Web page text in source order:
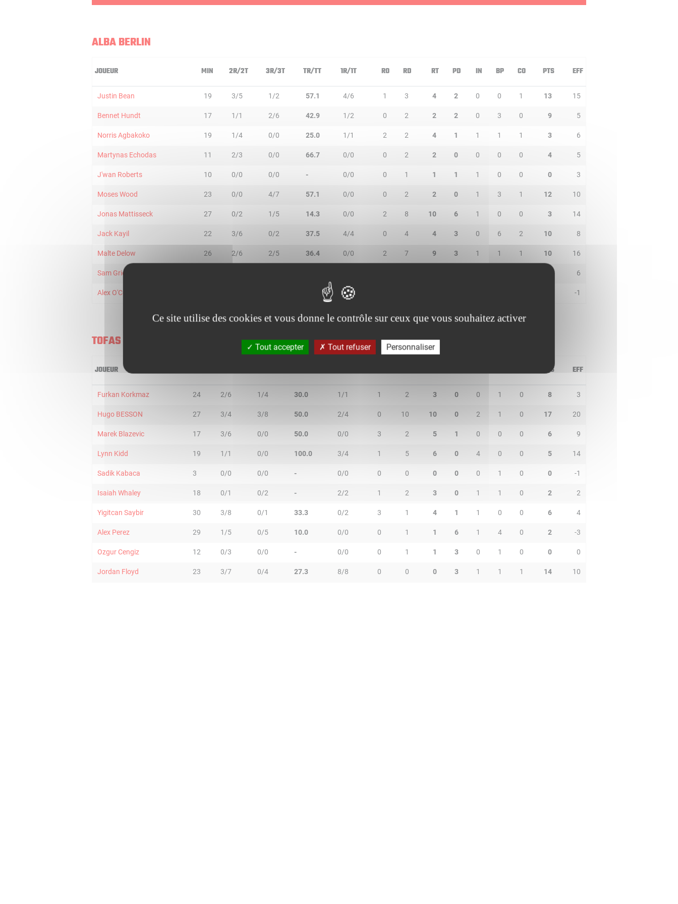
ALBA BERLIN
JOUEUR MIN 2R/2T 3R/3T TR/TT 1R/1T RO RD RT PD IN BP CO PTS EFF
Justin Bean 19 3/5 1/2 57.1 4/6 1 3 4 2 0 0 1 13 15
Bennet Hundt 17 1/1 2/6 42.9 1/2 0 2 2 2 0 3 0 9 5
Norris Agbakoko 19 1/4 0/0 25.0 1/1 2 2 4 1 1 1 1 3 6
Martynas Echodas 11 2/3 0/0 66.7 0/0 0 2 2 0 0 0 0 4 5
J'wan Roberts 10 0/0 0/0 - 0/0 0 1 1 1 1 0 0 0 3
Moses Wood 23 0/0 4/7 57.1 0/0 0 2 2 0 1 3 1 12 10
Jonas Mattisseck 27 0/2 1/5 14.3 0/0 2 8 10 6 1 0 0 3 14
Jack Kayil 22 3/6 0/2 37.5 4/4 0 4 4 3 0 6 2 10 8
Malte Delow 26 2/6 2/5 36.4 0/0 2 7 9 3 1 1 1 10 16
Sam Griesel 6
Alex O'Connell 0/0 -1
TOFAS BURSA
JOUEUR PTS EFF
Furkan Korkmaz 24 2/6 1/4 30.0 1/1 1 2 3 0 0 1 0 8 3
Hugo BESSON 27 3/4 3/8 50.0 2/4 0 10 10 0 2 1 0 17 20
Marek Blazevic 17 3/6 0/0 50.0 0/0 3 2 5 1 0 0 0 6 9
Lynn Kidd 19 1/1 0/0 100.0 3/4 1 5 6 0 4 0 0 5 14
Sadik Kabaca 3 0/0 0/0 - 0/0 0 0 0 0 0 1 0 0 -1
Isaiah Whaley 18 0/1 0/2 - 2/2 1 2 3 0 1 1 0 2 2
Yigitcan Saybir 30 3/8 0/1 33.3 0/2 3 1 4 1 1 0 0 6 4
Alex Perez 29 1/5 0/5 10.0 0/0 0 1 1 6 1 4 0 2 -3
Ozgur Cengiz 12 0/3 0/0 - 0/0 0 1 1 3 0 1 0 0 0
Jordan Floyd 23 3/7 0/4 27.3 8/8 0 0 0 3 1 1 1 14 10
Ce site utilise des cookies et vous donne le contrôle sur ceux que vous souhaitez activer
Tout accepter Tout refuser Personnaliser